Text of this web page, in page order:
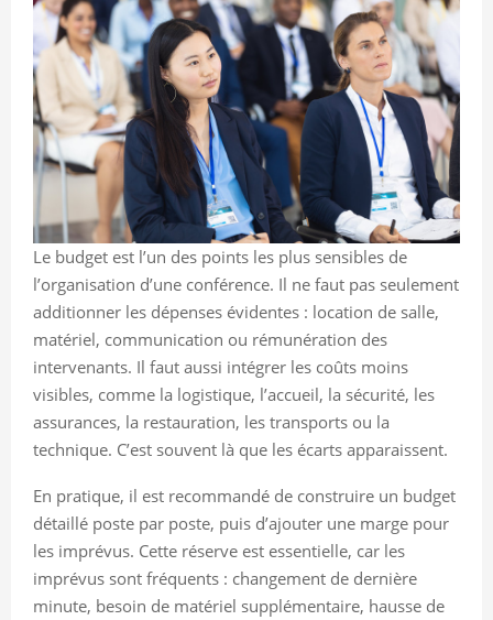
Le budget est l’un des points les plus sensibles de
l’organisation d’une conférence. Il ne faut pas seulement
additionner les dépenses évidentes : location de salle,
matériel, communication ou rémunération des
intervenants. Il faut aussi intégrer les coûts moins
visibles, comme la logistique, l’accueil, la sécurité, les
assurances, la restauration, les transports ou la
technique. C’est souvent là que les écarts apparaissent.
En pratique, il est recommandé de construire un budget
détaillé poste par poste, puis d’ajouter une marge pour
les imprévus. Cette réserve est essentielle, car les
imprévus sont fréquents : changement de dernière
minute, besoin de matériel supplémentaire, hausse de